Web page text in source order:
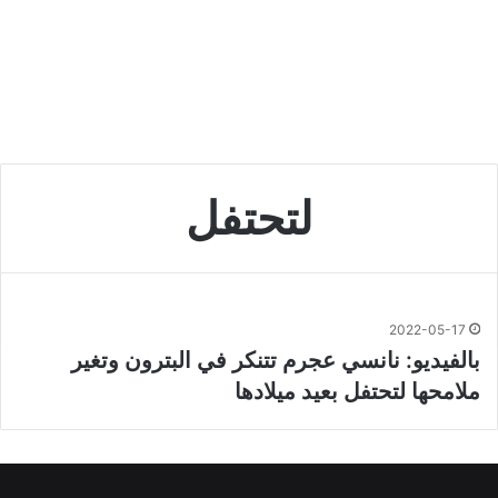
لتحتفل
2022-05-17
بالفيديو: نانسي عجرم تتنكر في البترون وتغير
ملامحها لتحتفل بعيد ميلادها